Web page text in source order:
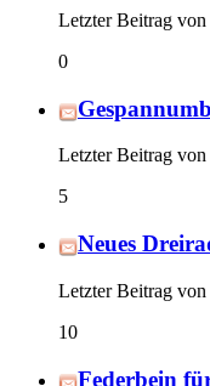
Letzter Beitrag von
0
Letzter Beitrag von
5
Neues
Letzter Beitrag von
10
Federbein